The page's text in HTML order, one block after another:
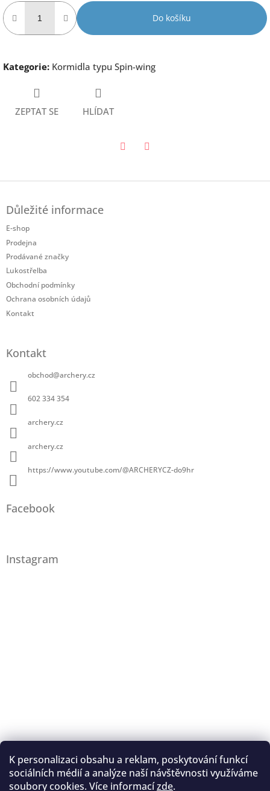
K personalizaci obsahu a reklam, poskytování funkcí
sociálních médií a analýze naší návštěvnosti využíváme
soubory cookies. Více informacízde.
Do košíku
Kategorie: Kormidla typu Spin-wing
ZEPTAT SE HLÍDAT
Důležité informace
E-shop
Prodejna
Prodávané značky
Lukostřelba
Obchodní podmínky
Ochrana osobních údajů
Kontakt
Kontakt
obchod@archery.cz
602 334 354
archery.cz
archery.cz
https://www.youtube.com/@ARCHERYCZ-do9hr
Facebook
Instagram
Sledovat na Instagramu